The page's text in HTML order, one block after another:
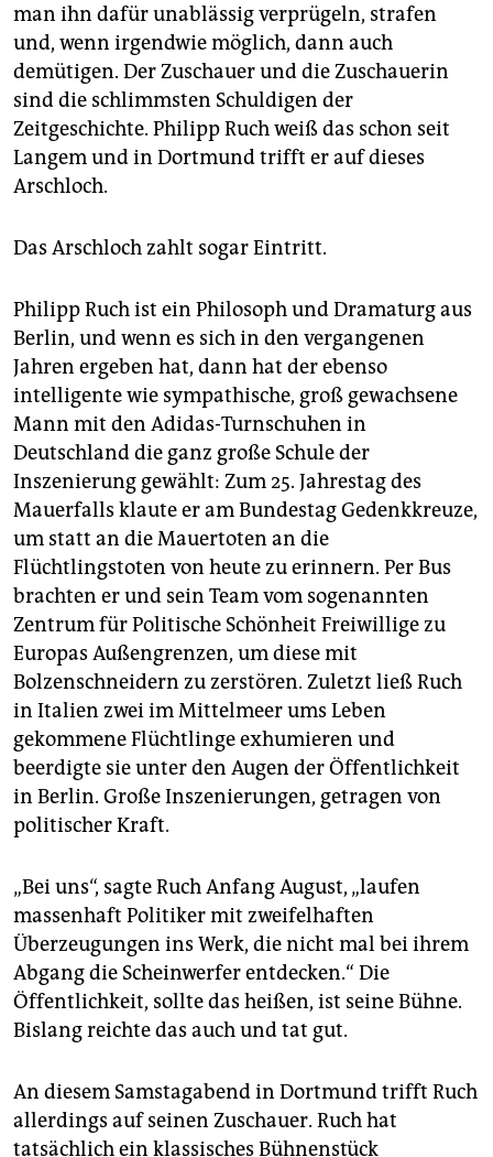
man ihn dafür unablässig verprügeln, strafen
und, wenn irgendwie möglich, dann auch
demütigen. Der Zuschauer und die Zuschauerin
sind die schlimmsten Schuldigen der
Zeitgeschichte. Philipp Ruch weiß das schon seit
Langem und in Dortmund trifft er auf dieses
Arschloch.
Das Arschloch zahlt sogar Eintritt.
Philipp Ruch ist ein Philosoph und Dramaturg aus
Berlin, und wenn es sich in den vergangenen
Jahren ergeben hat, dann hat der ebenso
intelligente wie sympathische, groß gewachsene
Mann mit den Adidas-Turnschuhen in
Deutschland die ganz große Schule der
Inszenierung gewählt: Zum 25. Jahrestag des
Mauerfalls klaute er am Bundestag Gedenkkreuze,
um statt an die Mauertoten an die
Flüchtlingstoten von heute zu erinnern. Per Bus
brachten er und sein Team vom sogenannten
Zentrum für Politische Schönheit Freiwillige zu
Europas Außengrenzen, um diese mit
Bolzenschneidern zu zerstören. Zuletzt ließ Ruch
in Italien zwei im Mittelmeer ums Leben
gekommene Flüchtlinge exhumieren und
beerdigte sie unter den Augen der Öffentlichkeit
in Berlin. Große Inszenierungen, getragen von
politischer Kraft.
„Bei uns“, sagte Ruch Anfang August, „laufen
massenhaft Politiker mit zweifelhaften
Überzeugungen ins Werk, die nicht mal bei ihrem
Abgang die Scheinwerfer entdecken.“ Die
Öffentlichkeit, sollte das heißen, ist seine Bühne.
Bislang reichte das auch und tat gut.
An diesem Samstagabend in Dortmund trifft Ruch
allerdings auf seinen Zuschauer. Ruch hat
tatsächlich ein klassisches Bühnenstück